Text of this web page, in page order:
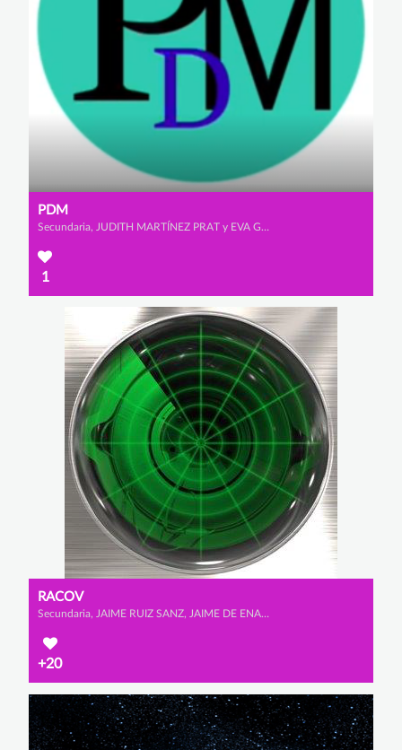
PDM
Secundaria, JUDITH MARTÍNEZ PRAT y EVA GÓMEZ DE LA POLA
1
RACOV
Secundaria, JAIME RUIZ SANZ, JAIME DE ENA LLOBERA y ÁLVARO GARCÍA GUIMARAENS
+20